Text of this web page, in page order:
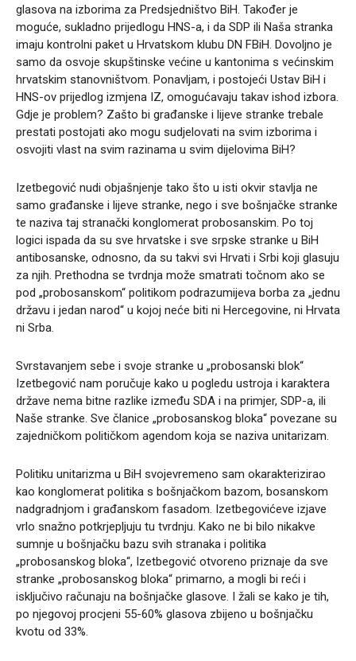
glasova na izborima za Predsjedništvo BiH. Također je
moguće, sukladno prijedlogu HNS-a, i da SDP ili Naša stranka
imaju kontrolni paket u Hrvatskom klubu DN FBiH. Dovoljno je
samo da osvoje skupštinske većine u kantonima s većinskim
hrvatskim stanovništvom. Ponavljam, i postojeći Ustav BiH i
HNS-ov prijedlog izmjena IZ, omogućavaju takav ishod izbora.
Gdje je problem? Zašto bi građanske i lijeve stranke trebale
prestati postojati ako mogu sudjelovati na svim izborima i
osvojiti vlast na svim razinama u svim dijelovima BiH?
Izetbegović nudi objašnjenje tako što u isti okvir stavlja ne
samo građanske i lijeve stranke, nego i sve bošnjačke stranke
te naziva taj stranački konglomerat probosanskim. Po toj
logici ispada da su sve hrvatske i sve srpske stranke u BiH
antibosanske, odnosno, da su takvi svi Hrvati i Srbi koji glasuju
za njih. Prethodna se tvrdnja može smatrati točnom ako se
pod „probosanskom“ politikom podrazumijeva borba za „jednu
državu i jedan narod“ u kojoj neće biti ni Hercegovine, ni Hrvata
ni Srba.
Svrstavanjem sebe i svoje stranke u „probosanski blok“
Izetbegović nam poručuje kako u pogledu ustroja i karaktera
države nema bitne razlike između SDA i na primjer, SDP-a, ili
Naše stranke. Sve članice „probosanskog bloka“ povezane su
zajedničkom političkom agendom koja se naziva unitarizam.
Politiku unitarizma u BiH svojevremeno sam okarakterizirao
kao konglomerat politika s bošnjačkom bazom, bosanskom
nadgradnjom i građanskom fasadom. Izetbegovićeve izjave
vrlo snažno potkrjepljuju tu tvrdnju. Kako ne bi bilo nikakve
sumnje u bošnjačku bazu svih stranaka i politika
„probosanskog bloka“, Izetbegović otvoreno priznaje da sve
stranke „probosanskog bloka“ primarno, a mogli bi reći i
isključivo računaju na bošnjačke glasove. I žali se kako je tih,
po njegovoj procjeni 55-60% glasova zbijeno u bošnjačku
kvotu od 33%.